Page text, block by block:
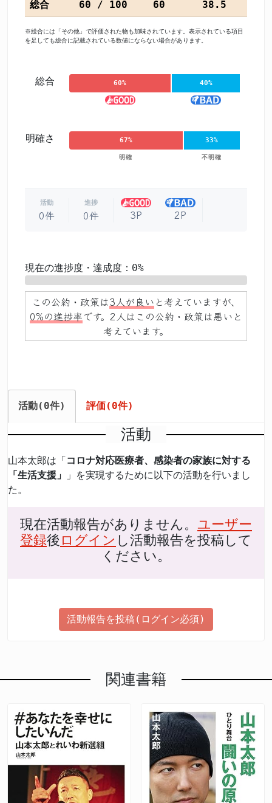
総合 60 / 100 60 38.5
※総合には「その他」で評価された物も加味されています。表示されている項目
を足しても総合に記載されている数値にならない場合があります。
総合 60% 40%
明確さ 67%
明確
33%
不明確
活動
0件
進捗
0件 3P 2P
現在の進捗度・達成度：0%
この公約・政策は3人が良い と考えていますが、
0%の進捗率です。2人はこの公約・政策は悪いと
考えています。
活動(0件) 評価(0件)
活動
山本太郎は「コロナ対応医療者、感染者の家族に対する
「生活支援」
」を実現するために以下の活動を行いまし
た。
現在活動報告がありません。 ユーザー
登録後 ログイン し活動報告を投稿して
ください。
活動報告を投稿(ログイン必須)
関連書籍